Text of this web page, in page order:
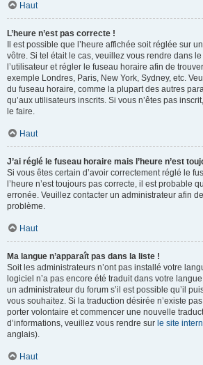
Haut
L’heure n’est pas correcte !
Il est possible que l’heure affichée soit réglée sur
vôtre. Si tel était le cas, veuillez vous rendre dans
l’utilisateur et régler le fuseau horaire afin de
exemple Londres, Paris, New York, Sydney, etc.
du fuseau horaire, comme la plupart des autres
qu’aux utilisateurs inscrits. Si vous n’êtes pas
le faire.
Haut
J’ai réglé le fuseau horaire mais l’heure n’est
Si vous êtes certain d’avoir correctement réglé le
l’heure n’est toujours pas correcte, il est probable
erronée. Veuillez contacter un administrateur afin
problème.
Haut
Ma langue n’apparaît pas dans la liste !
Soit les administrateurs n’ont pas installé votre
logiciel n’a pas encore été traduit dans votre
un administrateur du forum s’il est possible qu’il
vous souhaitez. Si la traduction désirée n’existe
porter volontaire et commencer une nouvelle
d’informations, veuillez vous rendre sur le site
anglais).
Haut